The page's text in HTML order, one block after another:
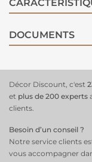
DOCUMENTS
Décor Discount, c'est
et plus de 200 experts
clients.
Besoin d’un conseil ?
Notre service clients
vous accompagner